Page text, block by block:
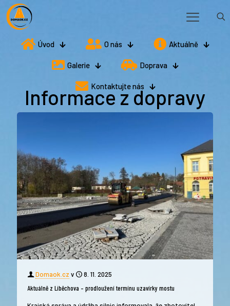
Úvod O nás Aktuálně
Galerie Doprava
Kontaktujte nás
Informace z dopravy
Domaok.cz v
8. 11. 2025
Aktuálně z Liběchova – prodloužení termínu uzavírky mostu